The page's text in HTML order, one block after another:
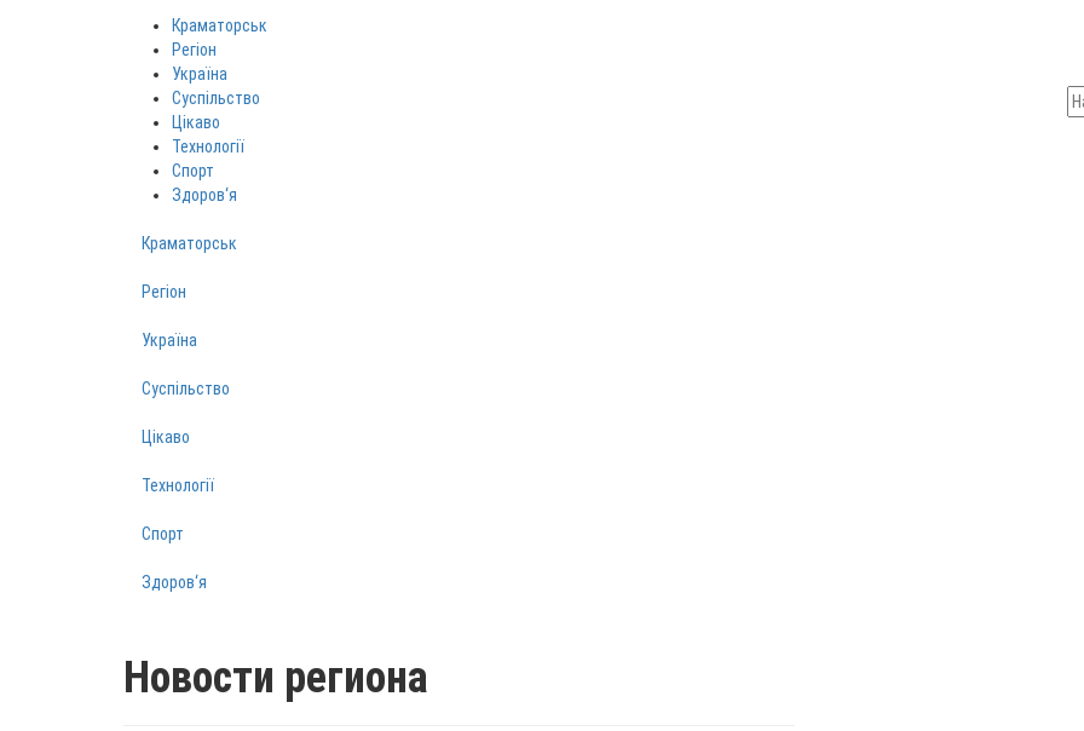
Краматорськ
Регіон
Україна
Суспільство
Цікаво
Технології
Спорт
Здоров‘я
Краматорськ
Регіон
Україна
Суспільство
Цікаво
Технології
Спорт
Здоров‘я
Новости региона